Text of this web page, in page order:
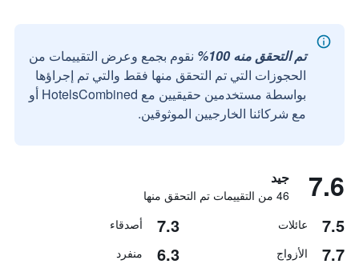
تم التحقق منه 100%
نقوم بجمع وعرض التقييمات من
الحجوزات التي تم التحقق منها فقط والتي تم إجراؤها
بواسطة مستخدمين حقيقيين مع HotelsCombined أو
مع شركائنا الخارجيين الموثوقين.
7.6 جيد
46 من التقييمات تم التحقق منها
7.5 عائلات 7.3 أصدقاء
7.7 الأزواج 6.3 منفرد